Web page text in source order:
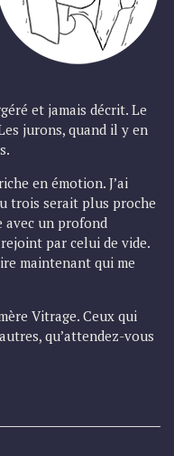
et jamais décrit. Le
jurons, quand il y en
en émotion. J’ai
trois serait plus proche
avec un profond
par celui de vide.
maintenant qui me
Vitrage. Ceux qui
qu’attendez-vous